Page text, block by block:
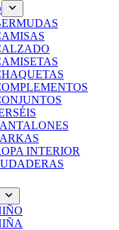
INTERIOR